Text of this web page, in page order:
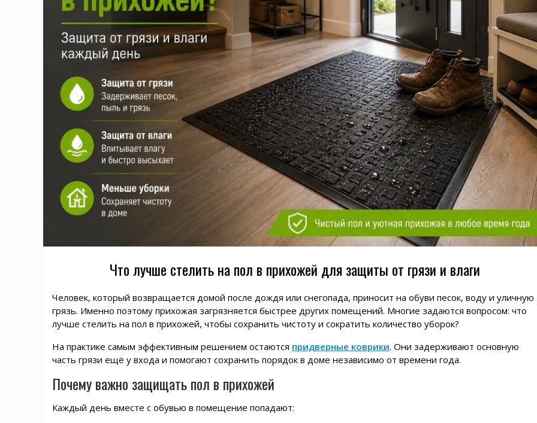
Что лучше стелить на пол в прихожей для защиты от грязи и влаги
Человек, который возвращается домой после дождя или снегопада, приносит на обуви песок, воду и уличную
грязь. Именно поэтому прихожая загрязняется быстрее других помещений. Многие задаются вопросом: что
лучше стелить на пол в прихожей, чтобы сохранить чистоту и сократить количество уборок?
На практике самым эффективным решением остаются придверные коврики. Они задерживают основную
часть грязи ещё у входа и помогают сохранить порядок в доме независимо от времени года.
Почему важно защищать пол в прихожей
Каждый день вместе с обувью в помещение попадают: